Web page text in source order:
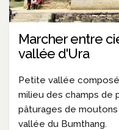
Marcher entre
vallée d'Ura
Petite vallée
milieu des champs de
pâturages de
vallée du Bumthang.